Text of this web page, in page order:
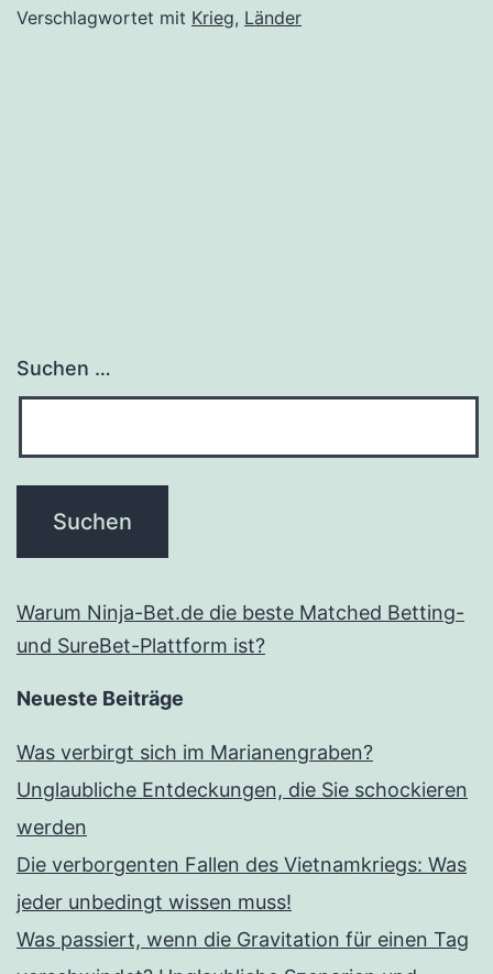
Zeiten
Verschlagwortet mit Krieg, Länder
Suchen …
Warum Ninja-Bet.de die beste Matched Betting-
und SureBet-Plattform ist?
Neueste Beiträge
Was verbirgt sich im Marianengraben?
Unglaubliche Entdeckungen, die Sie schockieren
werden
Die verborgenten Fallen des Vietnamkriegs: Was
jeder unbedingt wissen muss!
Was passiert, wenn die Gravitation für einen Tag